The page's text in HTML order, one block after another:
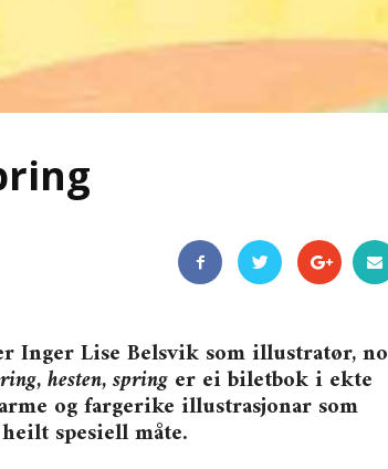
Inger Lise Belsvik som illustratør, no
hesten, spring er ei biletbok i ekte
og fargerike illustrasjonar som
spesiell måte.